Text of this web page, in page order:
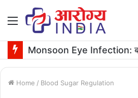
Menu
Home / Blood Sugar Regulation